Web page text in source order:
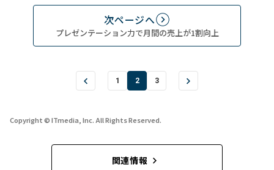
次ページへ
プレゼンテーション力で月間の売上が1割向上
1 2 3
Copyright © ITmedia, Inc. All Rights Reserved.
関連情報